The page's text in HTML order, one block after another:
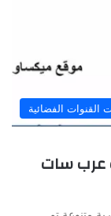
القنوات الفضائية
عرب سات